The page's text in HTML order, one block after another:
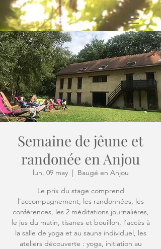
Semaine de jêune et
randonée en Anjou
lun, 09 may
  |
Baugé en Anjou
Le prix du stage comprend
l'accompagnement, les randonnées, les
conférences, les 2 méditations journalières,
le jus du matin, tisanes et bouillon, l'accès à
la salle de yoga et au sauna individuel, les
ateliers découverte : yoga, initiation au